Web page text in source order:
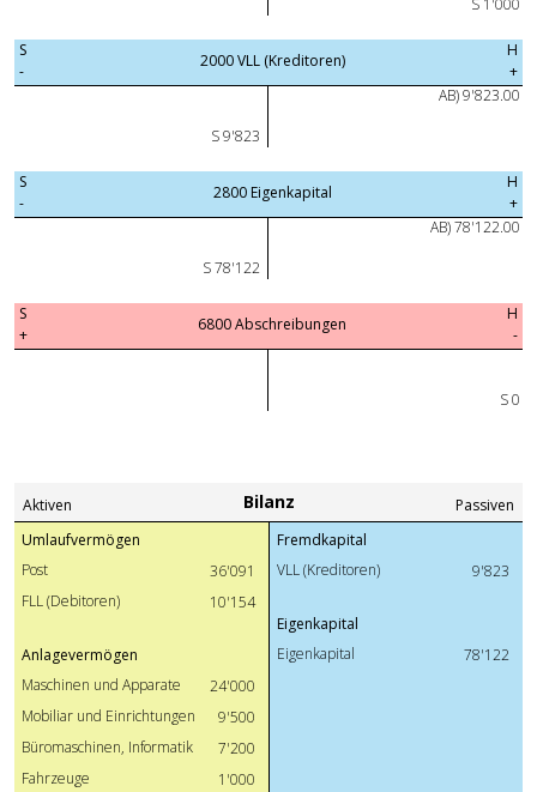
S 1'000
S
-
2000 VLL (Kreditoren)
H
+
AB) 9'823.00
S 9'823
S
-
2800 Eigenkapital
H
+
AB) 78'122.00
S 78'122
S
+
6800 Abschreibungen
H
-
S 0
Aktiven Bilanz
Passiven
Umlaufvermögen
Post
36'091
FLL (Debitoren)
10'154
Anlagevermögen
Maschinen und Apparate
24'000
Mobiliar und Einrichtungen
9'500
Büromaschinen, Informatik
7'200
Fahrzeuge
1'000
Fremdkapital
VLL (Kreditoren)
9'823
Eigenkapital
Eigenkapital
78'122